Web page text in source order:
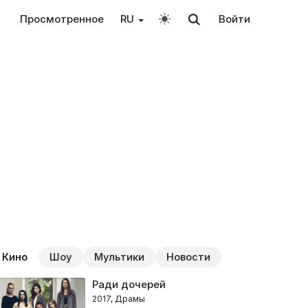
Просмотренное RU Войти
Кино Шоу Мультики Новости
Ради дочерей
2017, Драмы